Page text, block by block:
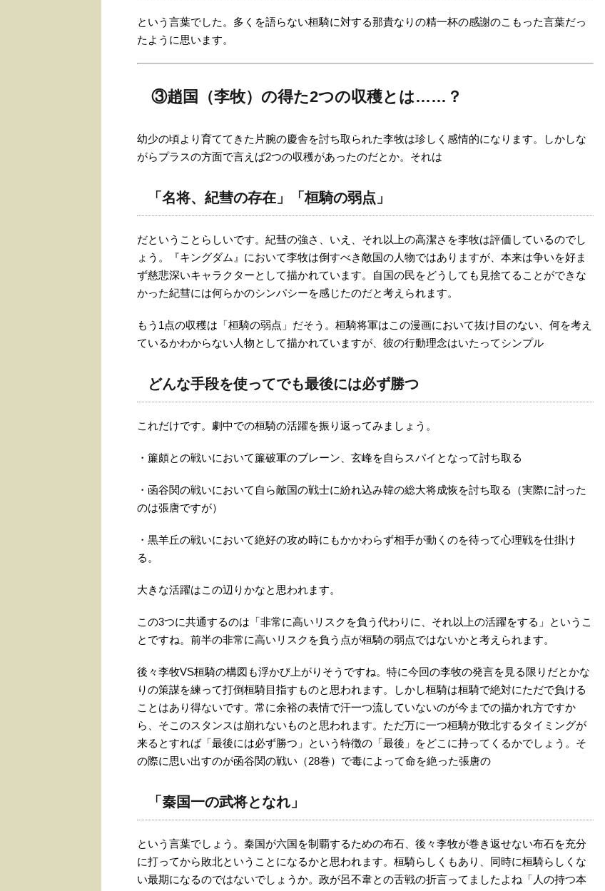
という言葉でした。多くを語らない桓騎に対する那貴なりの精一杯の感謝のこもった言葉だっ
たように思います。
③趙国（李牧）の得た2つの収穫とは……？
幼少の頃より育ててきた片腕の慶舎を討ち取られた李牧は珍しく感情的になります。しかしな
がらプラスの方面で言えば2つの収穫があったのだとか。それは
「名将、紀彗の存在」「桓騎の弱点」
だということらしいです。紀彗の強さ、いえ、それ以上の高潔さを李牧は評価しているのでし
ょう。『キングダム』において李牧は倒すべき敵国の人物ではありますが、本来は争いを好ま
ず慈悲深いキャラクターとして描かれています。自国の民をどうしても見捨てることができな
かった紀彗には何らかのシンパシーを感じたのだと考えられます。
もう1点の収穫は「桓騎の弱点」だそう。桓騎将軍はこの漫画において抜け目のない、何を考え
ているかわからない人物として描かれていますが、彼の行動理念はいたってシンプル
どんな手段を使ってでも最後には必ず勝つ
これだけです。劇中での桓騎の活躍を振り返ってみましょう。
・簾頗との戦いにおいて簾破軍のブレーン、玄峰を自らスパイとなって討ち取る
・函谷関の戦いにおいて自ら敵国の戦士に紛れ込み韓の総大将成恢を討ち取る（実際に討った
のは張唐ですが）
・黒羊丘の戦いにおいて絶好の攻め時にもかかわらず相手が動くのを待って心理戦を仕掛け
る。
大きな活躍はこの辺りかなと思われます。
この3つに共通するのは「非常に高いリスクを負う代わりに、それ以上の活躍をする」というこ
とですね。前半の非常に高いリスクを負う点が桓騎の弱点ではないかと考えられます。
後々李牧VS桓騎の構図も浮かび上がりそうですね。特に今回の李牧の発言を見る限りだとかな
りの策謀を練って打倒桓騎目指すものと思われます。しかし桓騎は桓騎で絶対にただで負ける
ことはあり得ないです。常に余裕の表情で汗一つ流していないのが今までの描かれ方ですか
ら、そこのスタンスは崩れないものと思われます。ただ万に一つ桓騎が敗北するタイミングが
来るとすれば「最後には必ず勝つ」という特徴の「最後」をどこに持ってくるかでしょう。そ
の際に思い出すのが函谷関の戦い（28巻）で毒によって命を絶った張唐の
「秦国一の武将となれ」
という言葉でしょう。秦国が六国を制覇するための布石、後々李牧が巻き返せない布石を充分
に打ってから敗北ということになるかと思われます。桓騎らしくもあり、同時に桓騎らしくな
い最期になるのではないでしょうか。政が呂不韋との舌戦の折言ってましたよね「人の持つ本